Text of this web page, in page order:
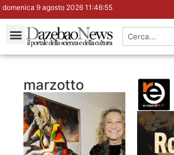
domenica 9 agosto 2026 11:46:55
marzotto